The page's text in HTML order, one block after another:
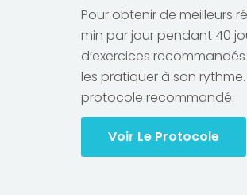
Pour obtenir de meilleurs
min par jour pendant 40
d’exercices
les pratiquer à son
protocole recommandé.
Voir Le Protocole